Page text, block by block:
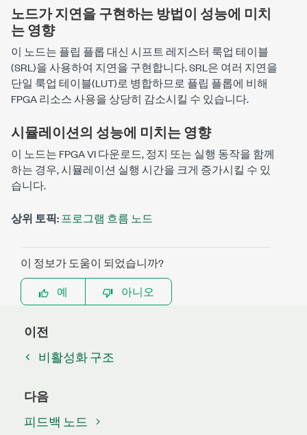
노드가 지연을 구현하는 방법이 성능에 미치
는 영향
이 노드는 플립 플롭 대신 시프트 레지스터 룩업 테이블
(SRL)을 사용하여 지연을 구현합니다. SRL은 여러 지연을
단일 룩업 테이블(LUT)로 병합하므로 플립 플롭에 비해
FPGA 리소스 사용을 상당히 감소시킬 수 있습니다.
시뮬레이션의 성능에 미치는 영향
이 노드는 FPGA VI 다운로드, 정지 또는 실행 동작을 함께
하는 경우, 시뮬레이션 실행 시간을 크게 증가시킬 수 있
습니다.
상위 토픽: 프로그램 흐름 노드
이 정보가 도움이 되었습니까?
예
아니오
이전
비활성화 구조
다음
피드백 노드